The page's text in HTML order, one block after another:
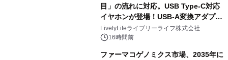
目」の流れに対応。USB Type-C対応
イヤホンが登場！USB-A変換アダプタ
ー付きでスマホからパソコンまで幅広
く活用可能
LivelyLifeライブリーライフ株式会社
16時間前
ファーマコゲノミクス市場、2035年に